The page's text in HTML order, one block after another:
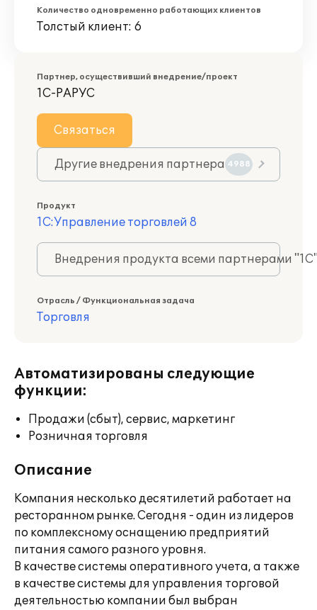
Количество одновременно работающих клиентов
Толстый клиент: 6
Партнер, осуществивший внедрение/проект
1С-РАРУС
Связаться
Другие внедрения партнера 4988
Продукт
1С:Управление торговлей 8
Внедрения продукта всеми партнерами
Отрасль / Функциональная задача
Торговля
Автоматизированы следующие
функции:
Продажи (сбыт), сервис, маркетинг
Розничная торговля
Описание
Компания несколько десятилетий работает на
ресторанном рынке. Сегодня - один из лидеров
по комплексному оснащению предприятий
питания самого разного уровня.
В качестве системы оперативного учета, а также
в качестве системы для управления торговой
деятельностью компании был выбран